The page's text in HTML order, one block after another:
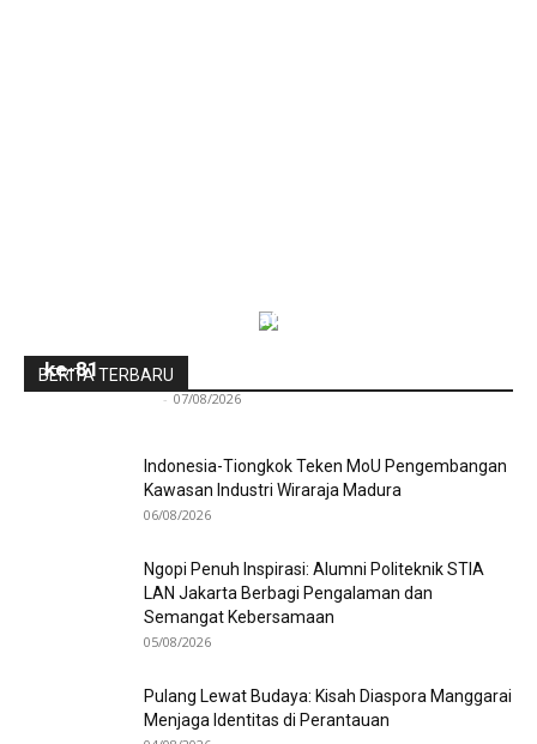
BERITA TERBARU
Menapak Jejak Bung Hatta, Makam Sang
ke-81
- 07/08/2026
Indonesia-Tiongkok Teken MoU Pengembangan
Kawasan Industri Wiraraja Madura
06/08/2026
Ngopi Penuh Inspirasi: Alumni Politeknik STIA
LAN Jakarta Berbagi Pengalaman dan
Semangat Kebersamaan
05/08/2026
Pulang Lewat Budaya: Kisah Diaspora Manggarai
Menjaga Identitas di Perantauan